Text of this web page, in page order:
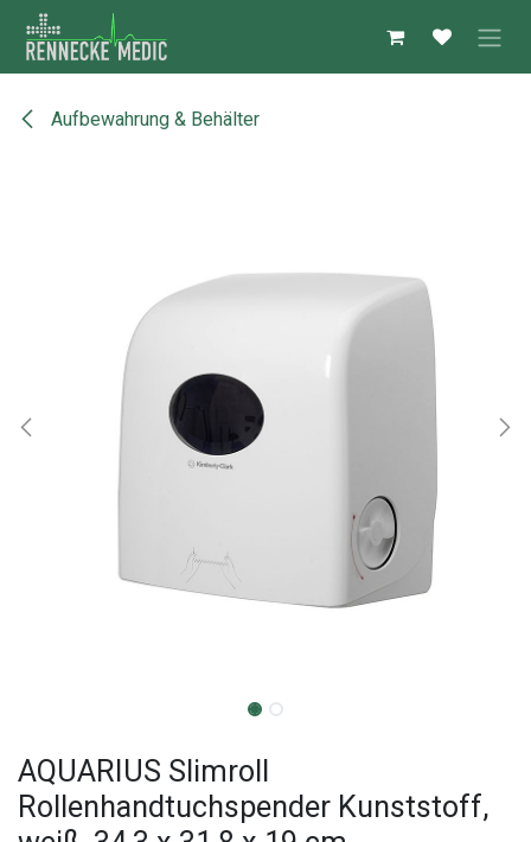
Zum Inhalt springen
Aufbewahrung & Behälter
AQUARIUS Slimroll
Rollenhandtuchspender Kunststoff,